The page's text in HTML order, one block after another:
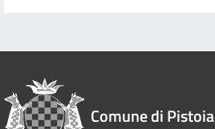
Comune di Pistoia